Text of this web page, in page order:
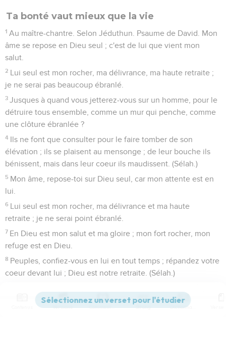
Ta bonté vaut mieux que la vie
1 Au maître-chantre. Selon Jéduthun. Psaume de David. Mon
âme se repose en Dieu seul ; c'est de lui que vient mon
salut.
2 Lui seul est mon rocher, ma délivrance, ma haute retraite ;
je ne serai pas beaucoup ébranlé.
3 Jusques à quand vous jetterez-vous sur un homme, pour le
détruire tous ensemble, comme un mur qui penche, comme
une clôture ébranlée ?
4 Ils ne font que consulter pour le faire tomber de son
élévation ; ils se plaisent au mensonge ; de leur bouche ils
bénissent, mais dans leur coeur ils maudissent. (Sélah.)
5 Mon âme, repose-toi sur Dieu seul, car mon attente est en
lui.
6 Lui seul est mon rocher, ma délivrance et ma haute
retraite ; je ne serai point ébranlé.
7 En Dieu est mon salut et ma gloire ; mon fort rocher, mon
refuge est en Dieu.
8 Peuples, confiez-vous en lui en tout temps ; répandez votre
coeur devant lui ; Dieu est notre retraite. (Sélah.)
mensonge ; placés dans la balance, ils seraient tous
Versions Commentaires Strong